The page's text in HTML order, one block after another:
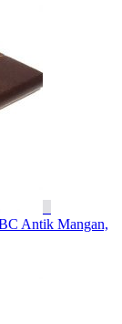
Antik Mangan,